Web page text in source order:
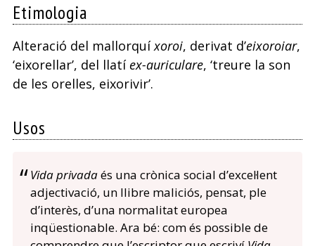
Etimologia
Alteració del mallorquíxoroi, derivat d’eixoroiar,
‘eixorellar’, del llatí ex-auriculare, ‘treure la son
de les orelles, eixorivir’.
Usos
Vida privadaés una crònica social d’excel·lent
adjectivació, un llibre maliciós, pensat, ple
d’interès, d’una normalitat europea
inqüestionable. Ara bé: com és possible de